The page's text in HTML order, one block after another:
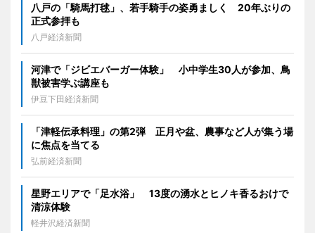
八戸の「騎馬打毬」、若手騎手の姿勇ましく 20年ぶりの
正式参拝も
八戸経済新聞
河津で「ジビエバーガー体験」 小中学生30人が参加、鳥
獣被害学ぶ講座も
伊豆下田経済新聞
「津軽伝承料理」の第2弾 正月や盆、農事など人が集う場
に焦点を当てる
弘前経済新聞
星野エリアで「足水浴」 13度の湧水とヒノキ香るおけで
清涼体験
軽井沢経済新聞